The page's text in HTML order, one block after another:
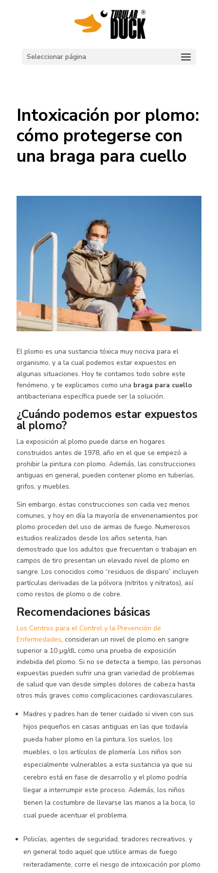
Seleccionar página
Intoxicación por plomo:
cómo protegerse con
una braga para cuello
El plomo es una sustancia tóxica muy nociva para el
organismo, y a la cual podemos estar expuestos en
algunas situaciones. Hoy te contamos todo sobre este
fenómeno, y te explicamos como una braga para cuello
antibacteriana específica puede ser la solución.
¿Cuándo podemos estar expuestos
al plomo?
La exposición al plomo puede darse en hogares
construidos antes de 1978, año en el que se empezó a
prohibir la pintura con plomo. Además, las construcciones
antiguas en general, pueden contener plomo en tuberías,
grifos, y muebles.
Sin embargo, estas construcciones son cada vez menos
comunes, y hoy en día la mayoría de envenenamientos por
plomo proceden del uso de armas de fuego. Numerosos
estudios realizados desde los años setenta, han
demostrado que los adultos que frecuentan o trabajan en
campos de tiro presentan un elevado nivel de plomo en
sangre. Los conocidos como “residuos de disparo” incluyen
partículas derivadas de la pólvora (nitritos y nitratos), así
como restos de plomo o de cobre.
Recomendaciones básicas
Los Centros para el Control y la Prevención de
Enfermedades, consideran un nivel de plomo en sangre
superior a 10 µg/dL como una prueba de exposición
indebida del plomo. Si no se detecta a tiempo, las personas
expuestas pueden sufrir una gran variedad de problemas
de salud que van desde simples dolores de cabeza hasta
otros más graves como complicaciones cardiovasculares.
Madres y padres han de tener cuidado si viven con sus
hijos pequeños en casas antiguas en las que todavía
pueda haber plomo en la pintura, los suelos, los
muebles, o los artículos de plomería. Los niños son
especialmente vulnerables a esta sustancia ya que su
cerebro está en fase de desarrollo y el plomo podría
llegar a interrumpir este proceso. Además, los niños
tienen la costumbre de llevarse las manos a la boca, lo
cual puede acentuar el problema.
Policías, agentes de seguridad, tiradores recreativos, y
en general todo aquel que utilice armas de fuego
reiteradamente, corre el riesgo de intoxicación por plomo